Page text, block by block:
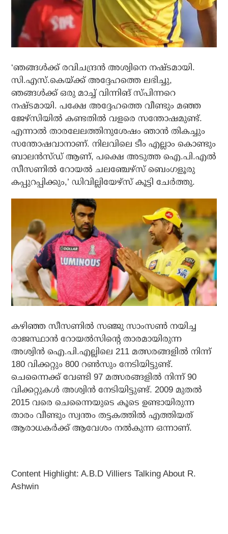
‘ഞങ്ങള്‍ക്ക് രവിചന്ദ്രന്‍ അശ്വിനെ നഷ്ടമായി.
സി.എസ്.കെയ്ക്ക് അദ്ദേഹത്തെ ലഭിച്ചു,
ഞങ്ങള്‍ക്ക് ഒരു മാച്ച് വിന്നിങ് സ്പിന്നറെ
നഷ്ടമായി. പക്ഷേ അദ്ദേഹത്തെ വീണ്ടും മഞ്ഞ
ജേഴ്സിയില്‍ കണ്ടതില്‍ വളരെ സന്തോഷമുണ്ട്.
എന്നാല്‍ താരലേലത്തിനുശേഷം ഞാന്‍ തികച്ചും
സന്തോഷവാനാണ്. നിലവിലെ ടീം എല്ലാം കൊണ്ടും
ബാലന്‍സ്ഡ് ആണ്, പക്ഷെ അടുത്ത ഐ.പി.എല്‍
സീസണില്‍ റോയല്‍ ചലഞ്ചേഴ്‌സ് ബെംഗളൂരു
കപ്പുറപ്പിക്കും,’ ഡിവില്ലിയേഴ്സ് കൂട്ടി ചേര്‍ത്തു.
കഴിഞ്ഞ സീസണില്‍ സഞ്ജു സാംസണ്‍ നയിച്ച
രാജസ്ഥാന്‍ റോയല്‍സിന്റെ താരമായിരുന്ന
അശ്വിന്‍ ഐ.പി.എല്ലിലെ 211 മത്സരങ്ങളില്‍ നിന്ന്
180 വിക്കറ്റും 800 റണ്‍സും നേടിയിട്ടുണ്ട്.
ചെന്നൈക്ക് വേണ്ടി 97 മത്സരങ്ങളില്‍ നിന്ന് 90
വിക്കറ്റുകള്‍ അശ്വിന്‍ നേടിയിട്ടുണ്ട്. 2009 മുതല്‍
2015 വരെ ചെന്നൈയുടെ കൂടെ ഉണ്ടായിരുന്ന
താരം വീണ്ടും സ്വന്തം തട്ടകത്തില്‍ എത്തിയത്
ആരാധകര്‍ക്ക് ആവേശം നല്‍കുന്ന ഒന്നാണ്.
Content Highlight: A.B.D Villiers Talking About R.
Ashwin